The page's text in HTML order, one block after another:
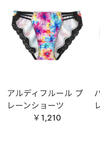
アルディフルール プ
レーンショーツ
￥1,210